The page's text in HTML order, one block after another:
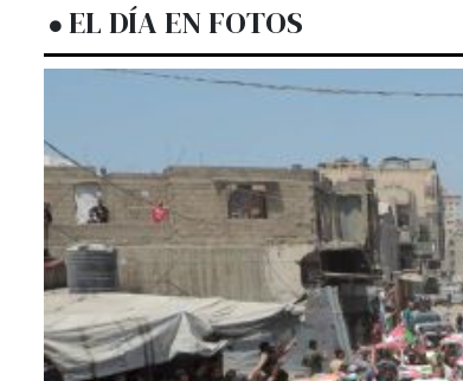
EL DÍA EN FOTOS